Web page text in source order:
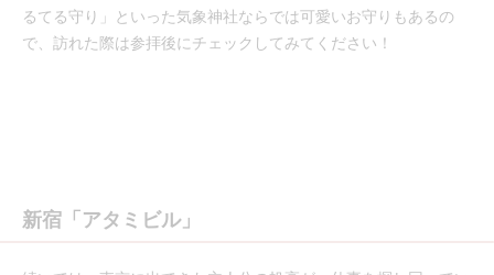
るてる守り」といった気象神社ならでは可愛いお守りもあるの
で、訪れた際は参拝後にチェックしてみてください！
新宿「アタミビル」